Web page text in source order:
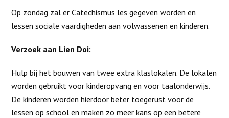
Op zondag zal er Catechismus les gegeven worden en
lessen sociale vaardigheden aan volwassenen en kinderen.
Verzoek aan Lien Doi:
Hulp bij het bouwen van twee extra klaslokalen. De lokalen
worden gebruikt voor kinderopvang en voor taalonderwijs.
De kinderen worden hierdoor beter toegerust voor de
lessen op school en maken zo meer kans op een betere